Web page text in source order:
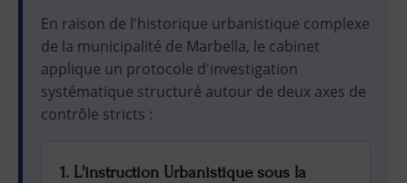
En raison de l'historique urbanistique complexe
de la municipalité de Marbella, le cabinet
applique un protocole d'investigation
systématique structuré autour de deux axes de
contrôle stricts :
1. L'instruction Urbanistique sous la